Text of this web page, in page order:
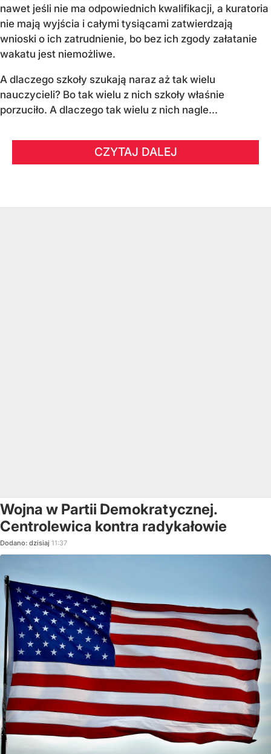
nawet jeśli nie ma odpowiednich kwalifikacji, a kuratoria
nie mają wyjścia i całymi tysiącami zatwierdzają
wnioski o ich zatrudnienie, bo bez ich zgody załatanie
wakatu jest niemożliwe.
A dlaczego szkoły szukają naraz aż tak wielu
nauczycieli? Bo tak wielu z nich szkoły właśnie
porzuciło. A dlaczego tak wielu z nich nagle...
CZYTAJ DALEJ
Wojna w Partii Demokratycznej.
Centrolewica kontra radykałowie
Dodano: dzisiaj 11:37